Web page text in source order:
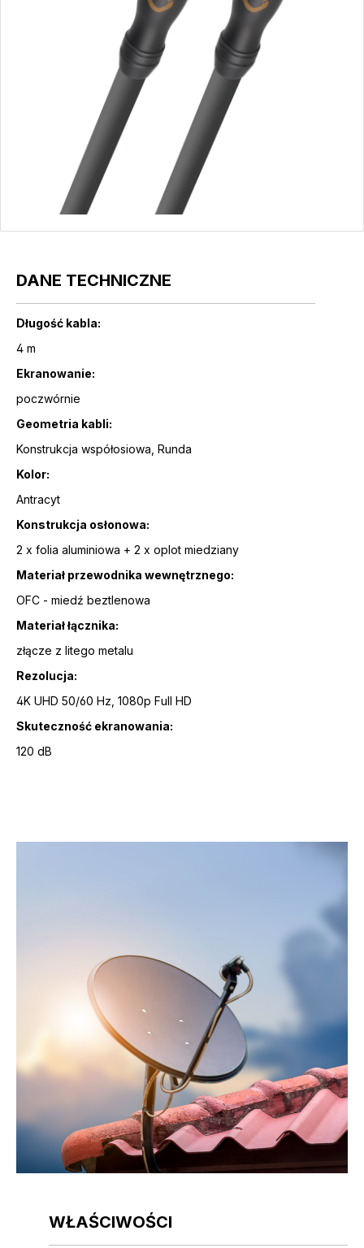
DANE TECHNICZNE
Długość kabla:
4 m
Ekranowanie:
poczwórnie
Geometria kabli:
Konstrukcja współosiowa, Runda
Kolor:
Antracyt
Konstrukcja osłonowa:
2 x folia aluminiowa + 2 x oplot miedziany
Materiał przewodnika wewnętrznego:
OFC - miedź beztlenowa
Materiał łącznika:
złącze z litego metalu
Rezolucja:
4K UHD 50/60 Hz, 1080p Full HD
Skuteczność ekranowania:
120 dB
WŁAŚCIWOŚCI